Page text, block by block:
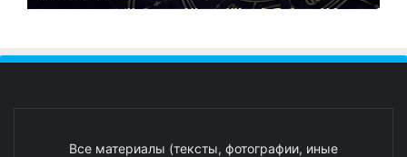
Все материалы (тексты, фотографии, иные